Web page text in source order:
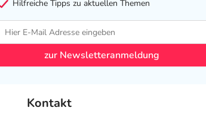
Hilfreiche Tipps zu aktuellen Themen
zur Newsletteranmeldung
Kontakt